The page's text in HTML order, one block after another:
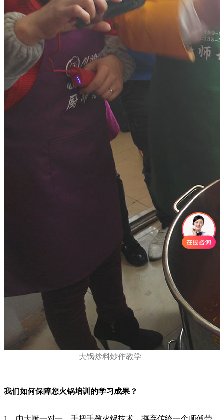
大锅炒料炒作教学
我们如何保障您火锅培训的学习成果？
1、由大厨一对一，手把手教火锅技术，摒弃传统一个师傅带